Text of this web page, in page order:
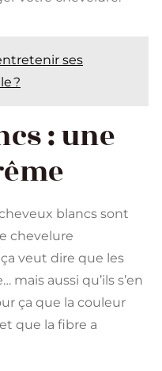
ses
?
: une
blancs sont
chevelure
veut dire que les
aussi qu’ils s’en
ça que la couleur
que la fibre a